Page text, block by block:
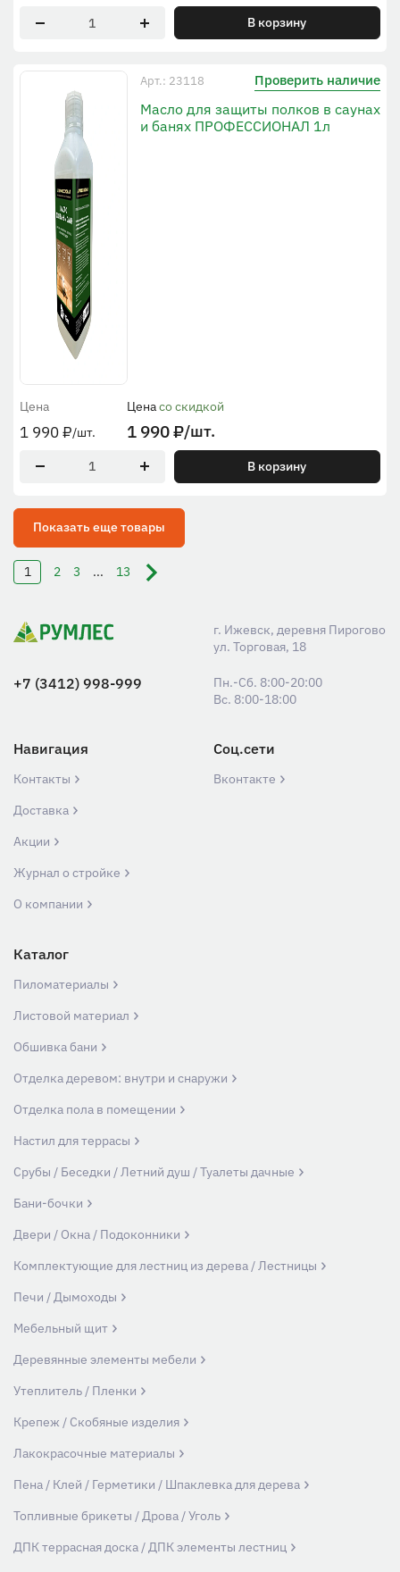
В корзину
Арт.: 23118 Проверить наличие
Масло для защиты полков в саунах
и банях ПРОФЕССИОНАЛ 1л
Цена
1 990₽/шт.
Ценасо скидкой
1 990₽/шт.
В корзину
Показать еще товары
1 2 3 ... 13
г. Ижевск, деревня Пирогово
ул. Торговая, 18
+7 (3412) 998-999
Пн.-Сб. 8:00-20:00
Вс. 8:00-18:00
Навигация
Контакты
Доставка
Акции
Журнал о стройке
О компании
Соц.сети
Вконтакте
Каталог
Пиломатериалы
Листовой материал
Обшивка бани
Отделка деревом: внутри и снаружи
Отделка пола в помещении
Настил для террасы
Срубы / Беседки / Летний душ / Туалеты дачные
Бани-бочки
Двери / Окна / Подоконники
Комплектующие для лестниц из дерева / Лестницы
Печи / Дымоходы
Мебельный щит
Деревянные элементы мебели
Утеплитель / Пленки
Крепеж / Скобяные изделия
Лакокрасочные материалы
Пена / Клей / Герметики / Шпаклевка для дерева
Топливные брикеты / Дрова / Уголь
ДПК террасная доска / ДПК элементы лестниц